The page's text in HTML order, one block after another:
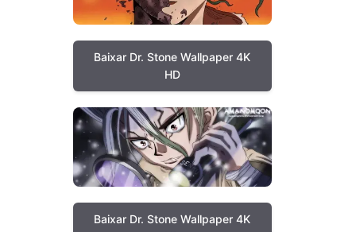
Baixar Dr. Stone Wallpaper 4K
HD
Baixar Dr. Stone Wallpaper 4K